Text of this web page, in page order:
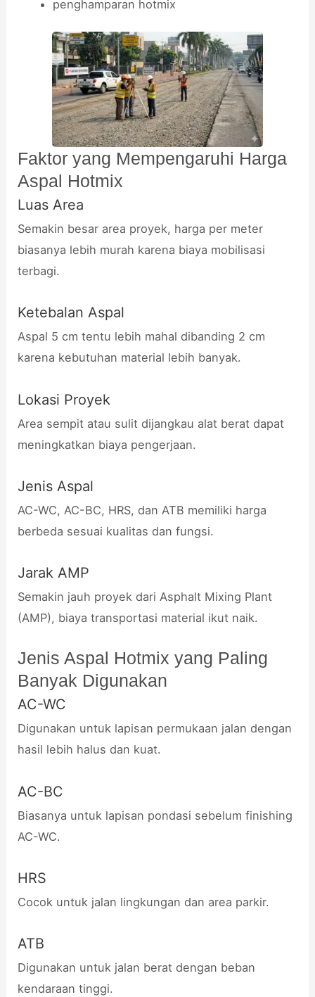
penghamparan hotmix
Faktor yang Mempengaruhi Harga
Aspal Hotmix
Luas Area
Semakin besar area proyek, harga per meter
biasanya lebih murah karena biaya mobilisasi
terbagi.
Ketebalan Aspal
Aspal 5 cm tentu lebih mahal dibanding 2 cm
karena kebutuhan material lebih banyak.
Lokasi Proyek
Area sempit atau sulit dijangkau alat berat dapat
meningkatkan biaya pengerjaan.
Jenis Aspal
AC-WC, AC-BC, HRS, dan ATB memiliki harga
berbeda sesuai kualitas dan fungsi.
Jarak AMP
Semakin jauh proyek dari Asphalt Mixing Plant
(AMP), biaya transportasi material ikut naik.
Jenis Aspal Hotmix yang Paling
Banyak Digunakan
AC-WC
Digunakan untuk lapisan permukaan jalan dengan
hasil lebih halus dan kuat.
AC-BC
Biasanya untuk lapisan pondasi sebelum finishing
AC-WC.
HRS
Cocok untuk jalan lingkungan dan area parkir.
ATB
Digunakan untuk jalan berat dengan beban
kendaraan tinggi.